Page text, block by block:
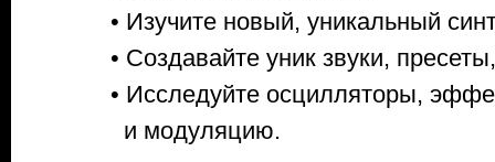
• Изучите новый, уникальный
• Создавайте уник звуки,
• Исследуйте осцилляторы,
и модуляцию.